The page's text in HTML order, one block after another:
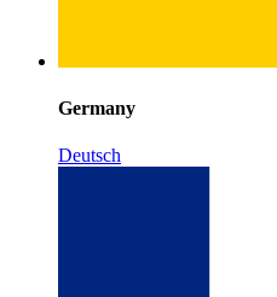
Germany
Deutsch